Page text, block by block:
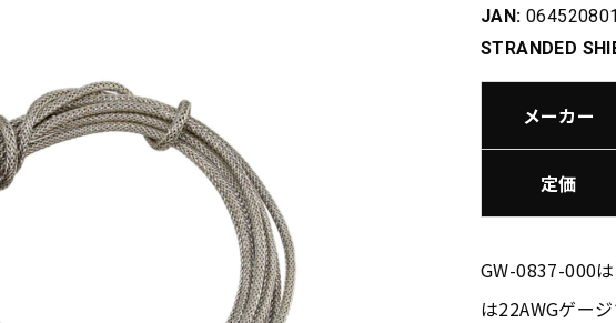
JAN:
STRANDED
メーカー
定価
GW-0837-000
は22AWGゲー